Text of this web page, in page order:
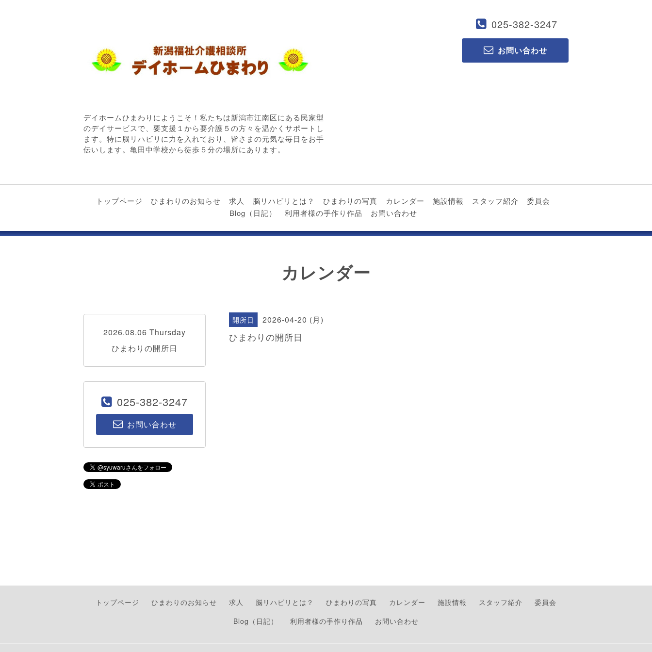
025-382-3247
お問い合わせ
デイホームひまわりにようこそ！私たちは新潟市江南区にある民家型
のデイサービスで、要支援１から要介護５の方々を温かくサポートし
ます。特に脳リハビリに力を入れており、皆さまの元気な毎日をお手
伝いします。亀田中学校から徒歩５分の場所にあります。
トップページ ひまわりのお知らせ 求人 脳リハビリとは？ ひまわりの写真 カレンダー 施設情報 スタッフ紹介
委員会
Blog（日記）
利用者様の手作り作品 お問い合わせ
カレンダー
開所日 2026-04-20 (月)
ひまわりの開所日
2026.08.06 Thursday
ひまわりの開所日
025-382-3247
お問い合わせ
トップページ ひまわりのお知らせ 求人 脳リハビリとは？ ひまわりの写真 カレンダー 施設情報 スタッフ紹介
委員会
Blog（日記）
利用者様の手作り作品 お問い合わせ